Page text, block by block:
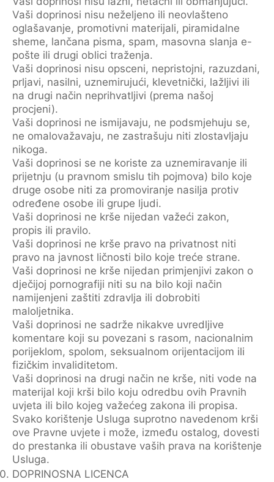
Vaši doprinosi nisu neželjeno ili neovlašteno
oglašavanje, promotivni materijali, piramidalne
sheme, lančana pisma, spam, masovna slanja e-
pošte ili drugi oblici traženja.
Vaši doprinosi nisu opsceni, nepristojni, razuzdani,
prljavi, nasilni, uznemirujući, klevetnički, lažljivi ili
na drugi način neprihvatljivi (prema našoj
procjeni).
Vaši doprinosi ne ismijavaju, ne podsmjehuju se,
ne omalovažavaju, ne zastrašuju niti zlostavljaju
nikoga.
Vaši doprinosi se ne koriste za uznemiravanje ili
prijetnju (u pravnom smislu tih pojmova) bilo koje
druge osobe niti za promoviranje nasilja protiv
određene osobe ili grupe ljudi.
Vaši doprinosi ne krše nijedan važeći zakon,
propis ili pravilo.
Vaši doprinosi ne krše pravo na privatnost niti
pravo na javnost ličnosti bilo koje treće strane.
Vaši doprinosi ne krše nijedan primjenjivi zakon o
dječijoj pornografiji niti su na bilo koji način
namijenjeni zaštiti zdravlja ili dobrobiti
maloljetnika.
Vaši doprinosi ne sadrže nikakve uvredljive
komentare koji su povezani s rasom, nacionalnim
porijeklom, spolom, seksualnom orijentacijom ili
fizičkim invaliditetom.
Vaši doprinosi na drugi način ne krše, niti vode na
materijal koji krši bilo koju odredbu ovih Pravnih
uvjeta ili bilo kojeg važećeg zakona ili propisa.
Svako korištenje Usluga suprotno navedenom krši
ove Pravne uvjete i može, između ostalog, dovesti
do prestanka ili obustave vaših prava na korištenje
Usluga.
DOPRINOSNA LICENCA